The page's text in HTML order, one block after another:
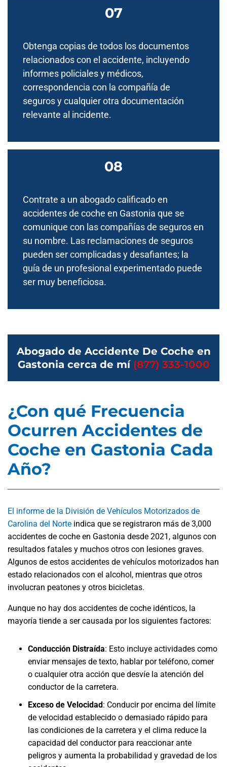
Obtenga copias de todos los documentos
relacionados con el accidente, incluyendo
informes policiales y médicos,
correspondencia con la compañía de
seguros y cualquier otra documentación
relevante al incidente.
Contrate a un abogado calificado en
accidentes de coche en Gastonia que se
comunique con las compañías de seguros en
su nombre. Las reclamaciones de seguros
pueden ser complicadas y desafiantes; la
guía de un profesional experimentado puede
ser muy beneficiosa.
Abogado de Accidente De Coche en
Gastonia cerca de mí (877) 333-1000
¿Con qué Frecuencia
Ocurren Accidentes de
Coche en Gastonia Cada
Año?
El informe de la División de Vehículos Motorizados de
Carolina del Norte indica que se registraron más de 3,000
accidentes de coche en Gastonia desde 2021, algunos con
resultados fatales y muchos otros con lesiones graves.
Algunos de estos accidentes de vehículos motorizados han
estado relacionados con el alcohol, mientras que otros
involucran peatones y otros bicicletas.
Aunque no hay dos accidentes de coche idénticos, la
mayoría tiende a ser causada por los siguientes factores:
Conducción Distraída: Esto incluye actividades como
enviar mensajes de texto, hablar por teléfono, comer
o cualquier otra acción que desvíe la atención del
conductor de la carretera.
Exceso de Velocidad: Conducir por encima del límite
de velocidad establecido o demasiado rápido para
las condiciones de la carretera y el clima reduce la
capacidad del conductor para reaccionar ante
peligros y aumenta la probabilidad y gravedad de los